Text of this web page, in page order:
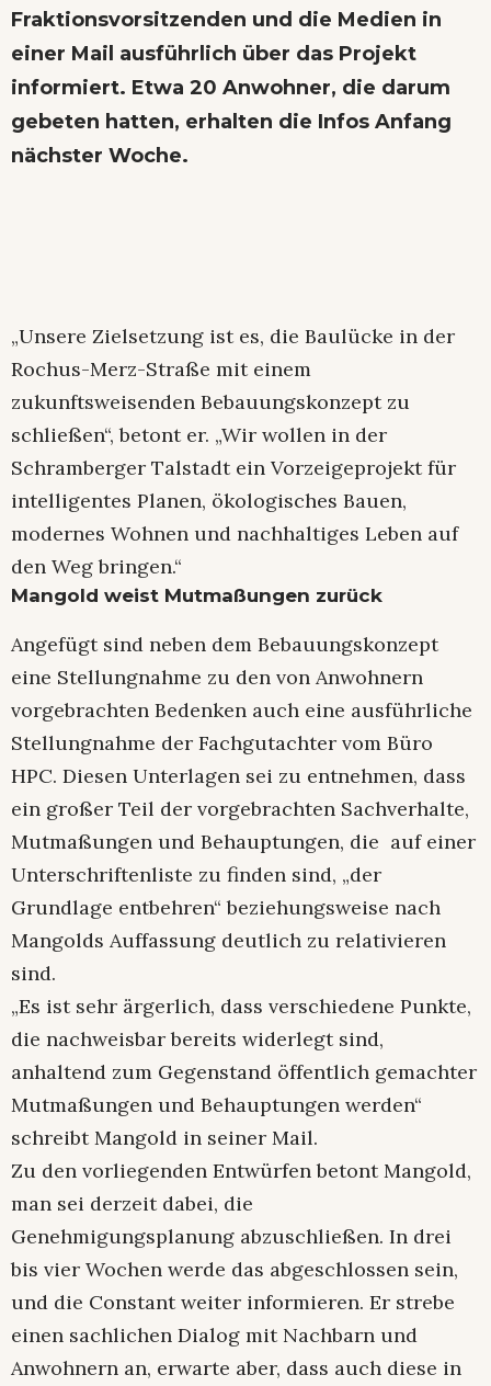
Fraktionsvorsitzenden und die Medien in
einer Mail ausführlich über das Projekt
informiert. Etwa 20 Anwohner, die darum
gebeten hatten, erhalten die Infos Anfang
nächster Woche.
„Unsere Zielsetzung ist es, die Baulücke in der
Rochus-Merz-Straße mit einem
zukunftsweisenden Bebauungskonzept zu
schließen“, betont er. „Wir wollen in der
Schramberger Talstadt ein Vorzeigeprojekt für
intelligentes Planen, ökologisches Bauen,
modernes Wohnen und nachhaltiges Leben auf
den Weg bringen.“
Mangold weist Mutmaßungen zurück
Angefügt sind neben dem Bebauungskonzept
eine Stellungnahme zu den von Anwohnern
vorgebrachten Bedenken auch eine ausführliche
Stellungnahme der Fachgutachter vom Büro
HPC. Diesen Unterlagen sei zu entnehmen, dass
ein großer Teil der vorgebrachten Sachverhalte,
Mutmaßungen und Behauptungen, die auf einer
Unterschriftenliste zu finden sind, „der
Grundlage entbehren“ beziehungsweise nach
Mangolds Auffassung deutlich zu relativieren
sind.
„Es ist sehr ärgerlich, dass verschiedene Punkte,
die nachweisbar bereits widerlegt sind,
anhaltend zum Gegenstand öffentlich gemachter
Mutmaßungen und Behauptungen werden“
schreibt Mangold in seiner Mail.
Zu den vorliegenden Entwürfen betont Mangold,
man sei derzeit dabei, die
Genehmigungsplanung abzuschließen. In drei
bis vier Wochen werde das abgeschlossen sein,
und die Constant weiter informieren. Er strebe
einen sachlichen Dialog mit Nachbarn und
Anwohnern an, erwarte aber, dass auch diese in